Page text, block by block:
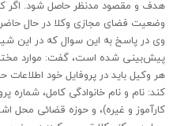
هدف و مقصود مدنظر حاصل شود. اگر
وضعیت فضای مجازی وکلا در حال حاضر
وی در پاسخ به این سوال که در این
پیش‌بینی شده است، گفت: موارد
هر وکیل باید در پروفایل خود
کند: نام و نام خانوادگی کامل، شماره
کارآموز و غیره)، و حوزه قضائی محل